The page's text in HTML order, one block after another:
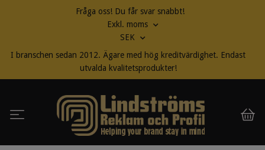
Fråga oss! Du får svar snabbt!
Exkl. moms
SEK
I branschen sedan 2012. Ägare med hög kreditvärdighet. Endast
utvalda kvalitetsprodukter!